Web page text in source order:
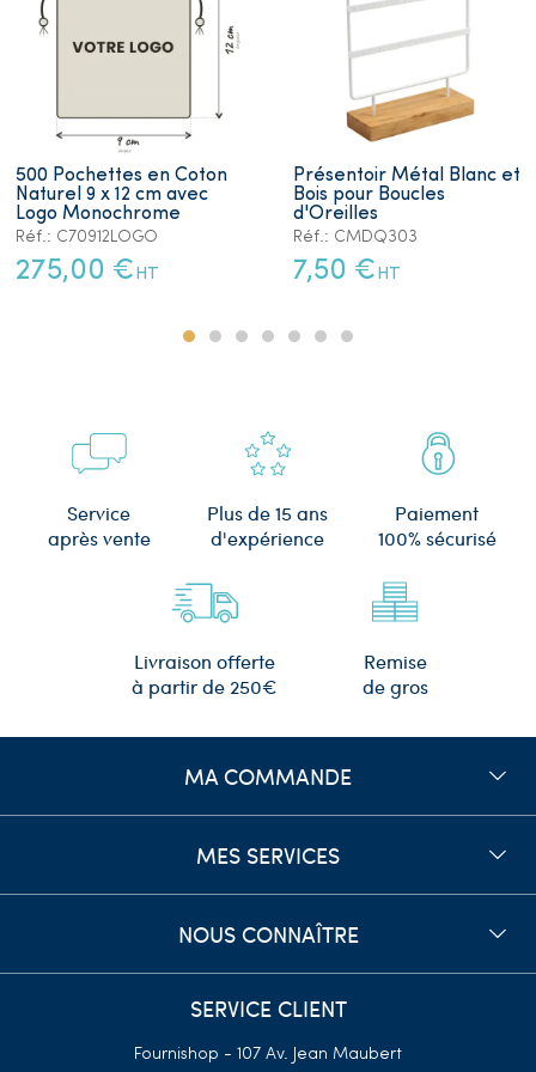
500 Pochettes en Coton
Naturel 9 x 12 cm avec
Logo Monochrome
Réf.: C70912LOGO
275,00 € HT
Présentoir Métal Blanc et
Bois pour Boucles
d'Oreilles
Réf.: CMDQ303
7,50 € HT
Service
après vente
Plus de 15 ans
d'expérience
Paiement
100% sécurisé
Livraison offerte
à partir de 250€
Remise
de gros
MA COMMANDE
MES SERVICES
NOUS CONNAÎTRE
SERVICE CLIENT
Fournishop - 107 Av. Jean Maubert